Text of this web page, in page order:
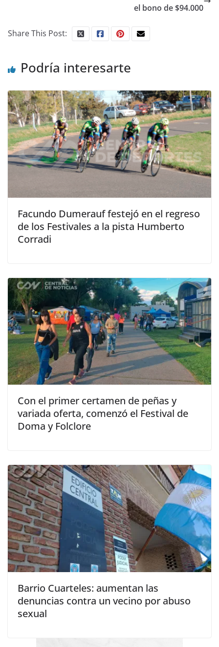
el bono de $94.000
Share This Post:
Podría interesarte
Facundo Dumerauf festejó en el regreso
de los Festivales a la pista Humberto
Corradi
Con el primer certamen de peñas y
variada oferta, comenzó el Festival de
Doma y Folclore
Barrio Cuarteles: aumentan las
denuncias contra un vecino por abuso
sexual